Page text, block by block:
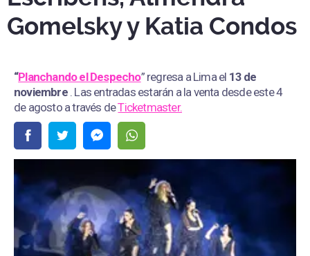
Gomelsky y Katia Condos
“Planchando el Despecho” regresa a Lima el 13 de
noviembre . Las entradas estarán a la venta desde este 4
de agosto a través deTicketmaster.